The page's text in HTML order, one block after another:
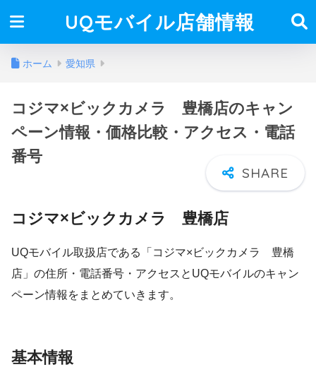
UQモバイル店舗情報
ホーム 愛知県
コジマ×ビックカメラ 豊橋店のキャン
ペーン情報・価格比較・アクセス・電話
番号
コジマ×ビックカメラ 豊橋店
UQモバイル取扱店である「コジマ×ビックカメラ 豊橋
店」の住所・電話番号・アクセスとUQモバイルのキャン
ペーン情報をまとめていきます。
基本情報